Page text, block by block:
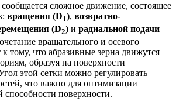
сложное движение, состоящее
вращения (D1), возвратно-
(D2) и радиальной подачи
вращательного и осевого
тому, что абразивные зерна движутся
образуя на поверхности
этой сетки можно регулировать
что важно для оптимизации
поверхности.